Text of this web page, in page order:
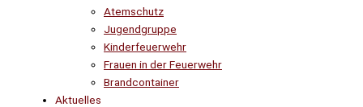
Atemschutz
Jugendgruppe
Kinderfeuerwehr
Frauen in der Feuerwehr
Brandcontainer
Aktuelles